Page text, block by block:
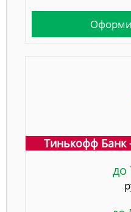
Тинькофф Банк
до